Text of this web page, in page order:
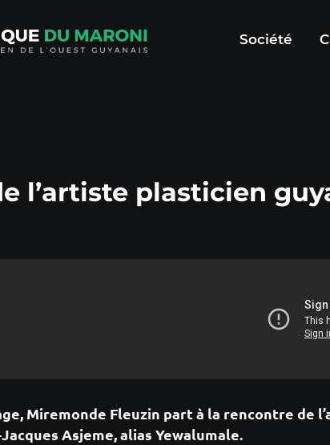
Société
l’artiste plasticien
Miremonde Fleuzin part à la rencontre de
Asjeme, alias Yewalumale.